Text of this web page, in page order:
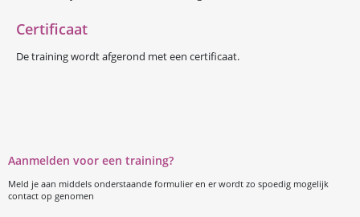
Certificaat
De training wordt afgerond met een certificaat.
Aanmelden voor een training?
Meld je aan middels onderstaande formulier en er wordt zo spoedig mogelijk
contact op genomen